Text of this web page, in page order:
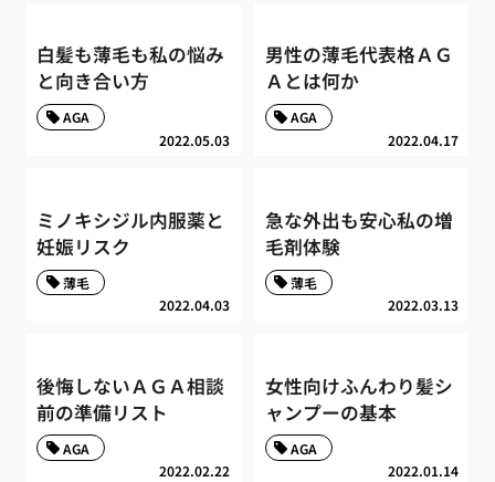
白髪も薄毛も私の悩み
と向き合い方
2022.05.03
AGA
男性の薄毛代表格ＡＧ
Ａとは何か
2022.04.17
AGA
ミノキシジル内服薬と
妊娠リスク
2022.04.03
薄毛
急な外出も安心私の増
毛剤体験
2022.03.13
薄毛
後悔しないＡＧＡ相談
前の準備リスト
2022.02.22
AGA
女性向けふんわり髪シ
ャンプーの基本
2022.01.14
AGA